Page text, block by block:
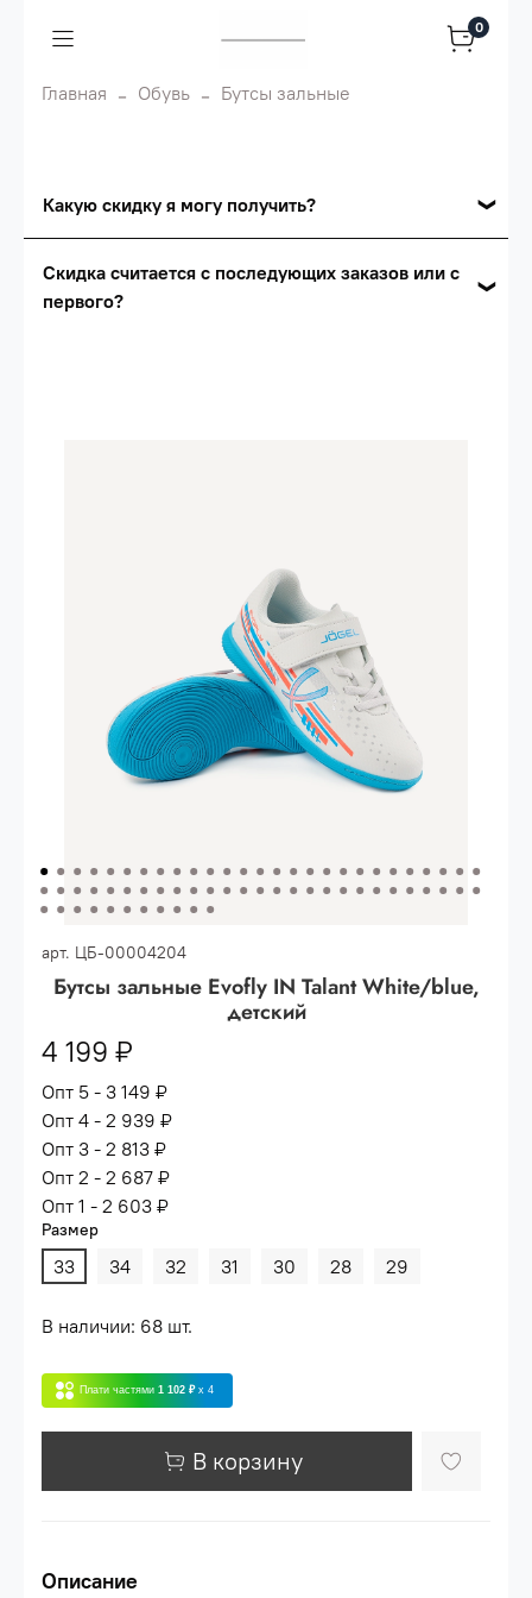
0
Главная Обувь Бутсы зальные
Какую скидку я могу получить?
Сумма скидки зависит от стоимости вашего
- сумма всех заказов за 6 месяцев
80.000 рублей
- сумма всех заказов за 6 месяцев
200.000 рублей.
(38%) -сумма всех заказов за 6 месяцев -
400.000 рублей.
Скидка считается с последующих заказов или с
первого?
арт. ЦБ-00004204
Бутсы зальные Evofly IN Talant White/blue,
детский
4 199 ₽
Опт 5 - 3 149 ₽
Опт 4 - 2 939 ₽
Опт 3 - 2 813 ₽
Опт 2 - 2 687 ₽
Опт 1 - 2 603 ₽
Размер
33 34 32 31 30 28 29
В наличии: 68 шт.
Плати частями 1 102 ₽ x 4
В корзину
Описание